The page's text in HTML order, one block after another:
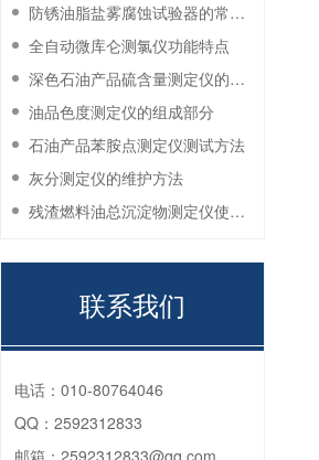
防锈油脂盐雾腐蚀试验器的常见故障与解决方法
全自动微库仑测氯仪功能特点
深色石油产品硫含量测定仪的工作环境要求
油品色度测定仪的组成部分
石油产品苯胺点测定仪测试方法
灰分测定仪的维护方法
残渣燃料油总沉淀物测定仪使用注意事项
联系我们
电话： 010-80764046
QQ： 2592312833
邮箱： 2592312833@qq.com